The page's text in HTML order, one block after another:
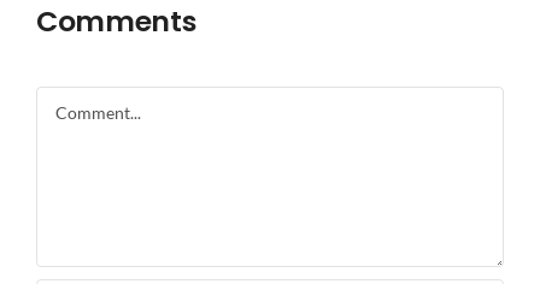
Comments
Comment